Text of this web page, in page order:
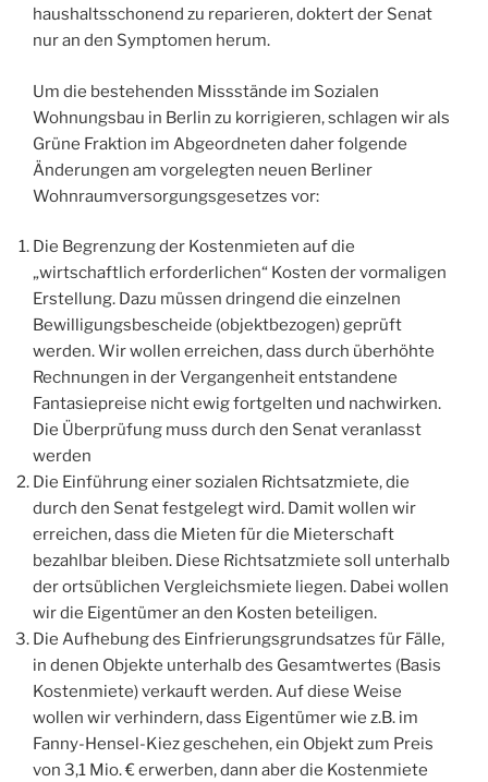
haushaltsschonend zu reparieren, doktert der Senat
nur an den Symptomen herum.
Um die bestehenden Missstände im Sozialen
Wohnungsbau in Berlin zu korrigieren, schlagen wir als
Grüne Fraktion im Abgeordneten daher folgende
Änderungen am vorgelegten neuen Berliner
Wohnraumversorgungsgesetzes vor:
Die Begrenzung der Kostenmieten auf die
„wirtschaftlich erforderlichen“ Kosten der vormaligen
Erstellung. Dazu müssen dringend die einzelnen
Bewilligungsbescheide (objektbezogen) geprüft
werden. Wir wollen erreichen, dass durch überhöhte
Rechnungen in der Vergangenheit entstandene
Fantasiepreise nicht ewig fortgelten und nachwirken.
Die Überprüfung muss durch den Senat veranlasst
werden
Die Einführung einer sozialen Richtsatzmiete, die
durch den Senat festgelegt wird. Damit wollen wir
erreichen, dass die Mieten für die Mieterschaft
bezahlbar bleiben. Diese Richtsatzmiete soll unterhalb
der ortsüblichen Vergleichsmiete liegen. Dabei wollen
wir die Eigentümer an den Kosten beteiligen.
Die Aufhebung des Einfrierungsgrundsatzes für Fälle,
in denen Objekte unterhalb des Gesamtwertes (Basis
Kostenmiete) verkauft werden. Auf diese Weise
wollen wir verhindern, dass Eigentümer wie z.B. im
Fanny-Hensel-Kiez geschehen, ein Objekt zum Preis
von 3,1 Mio. € erwerben, dann aber die Kostenmiete